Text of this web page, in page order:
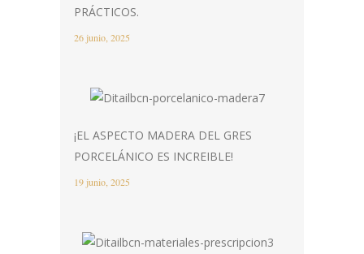
PRÁCTICOS.
26 junio, 2025
¡EL ASPECTO MADERA DEL GRES
PORCELÁNICO ES INCREIBLE!
19 junio, 2025